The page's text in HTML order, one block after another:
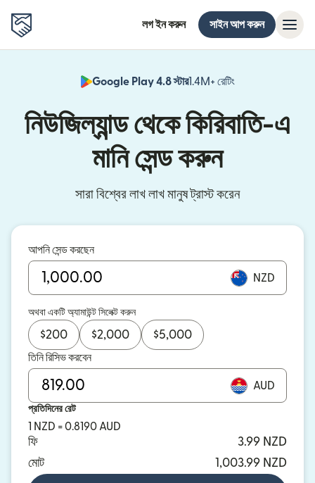
লগ ইন করুন সাইন আপ করুন
Google Play 4.8 স্টার1.4M+ রেটিং
নিউজিল্যান্ড থেকে কিরিবাতি-এ
মানি সেন্ড করুন
সারা বিশ্বের লাখ লাখ মানুষ ট্রাস্ট করেন
আপনি সেন্ড করছেন
NZD
অথবা একটি অ্যামাউন্ট সিলেক্ট করুন
$200 $2,000 $5,000
তিনি রিসিভ করবেন
AUD
প্রতিদিনের রেট
1 NZD = 0.8190 AUD
ফি
3.99 NZD
মোট
1,003.99 NZD